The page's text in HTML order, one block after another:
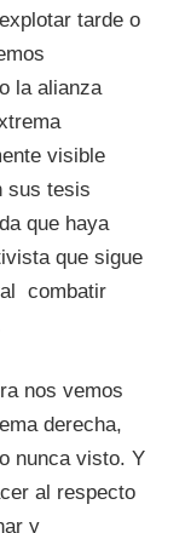
tarde o
la alianza
visible
sus tesis
que haya
que sigue
combatir
nos vemos
derecha,
nunca visto. Y
al respecto
y